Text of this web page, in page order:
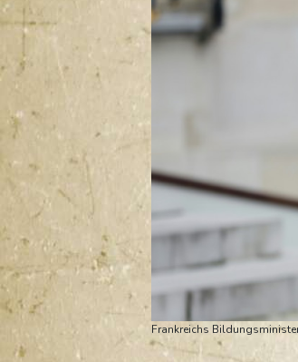
Frankreichs